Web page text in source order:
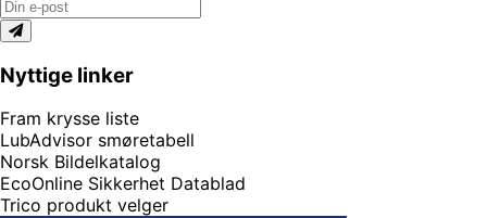
Nyttige linker
Fram krysse liste
LubAdvisor smøretabell
Norsk Bildelkatalog
EcoOnline Sikkerhet Datablad
Trico produkt velger